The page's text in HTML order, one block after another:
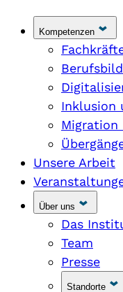
Kompetenzen
Inklusion
Migration
Unsere Arbeit
Über uns
Das
Team
Presse
Standorte